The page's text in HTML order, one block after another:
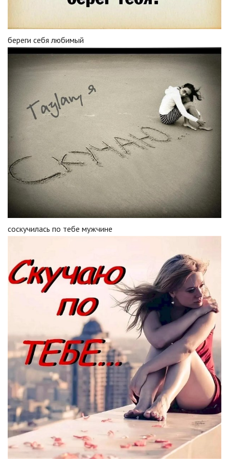
береги себя любимый
соскучилась по тебе мужчине